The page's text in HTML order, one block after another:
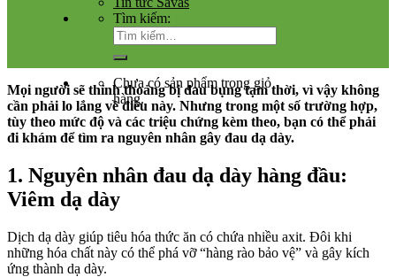
Tìm kiếm:
Chưa có sản phẩm trong giỏ
hàng.
Mọi người sẽ thỉnh thoảng bị đau bụng tạm thời, vì vậy không
cần phải lo lắng về điều này. Nhưng trong một số trường hợp,
tùy theo mức độ và các triệu chứng kèm theo, bạn có thể phải
đi khám để tìm ra nguyên nhân gây đau dạ dày.
1. Nguyên nhân đau dạ dày hàng đầu:
Viêm dạ dày
Dịch dạ dày giúp tiêu hóa thức ăn có chứa nhiều axit. Đôi khi
những hóa chất này có thể phá vỡ “hàng rào bảo vệ” và gây kích
ứng thành dạ dày.